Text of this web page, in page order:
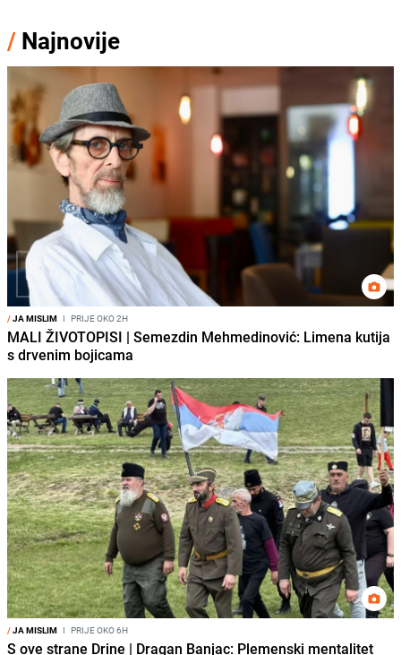
/ Najnovije
/JA MISLIM I PRIJE OKO 2H
MALI ŽIVOTOPISI | Semezdin Mehmedinović: Limena kutija
s drvenim bojicama
/JA MISLIM I PRIJE OKO 6H
S ove strane Drine | Dragan Banjac: Plemenski mentalitet